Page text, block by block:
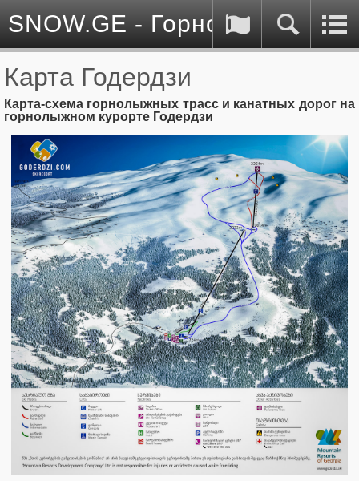
SNOW.GE - Горнолыжные
Карта Годердзи
Карта-схема горнолыжных трасс и канатных дорог на
горнолыжном курорте Годердзи